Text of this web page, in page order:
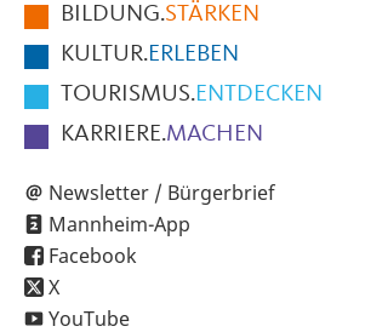
SeiteBILDUNG.STÄRKEN
KULTUR.ERLEBEN
TOURISMUS.ENTDECKEN
KARRIERE.MACHEN
Newsletter / Bürgerbrief
Mannheim-App
Facebook
X
YouTube